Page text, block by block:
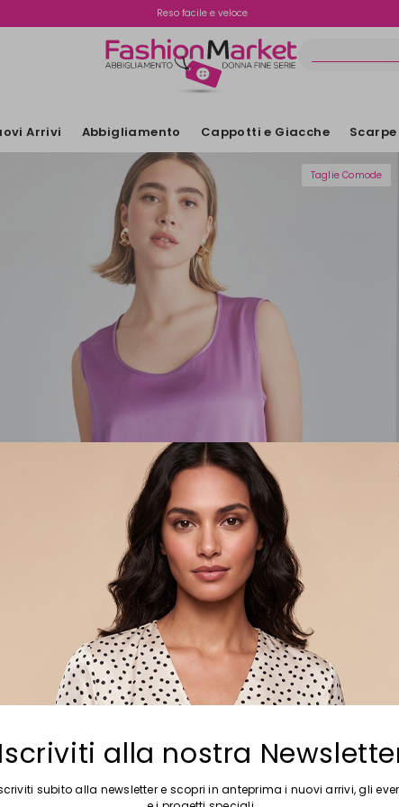
Reso facile e veloce
Spedizione gratuita oltre i €70
Arrivi Abbigliamento Cappotti e Giacche Scarpe
Taglie Comode
alla nostra
subito alla newsletter e scopri in anteprima i nuovi arrivi, gli